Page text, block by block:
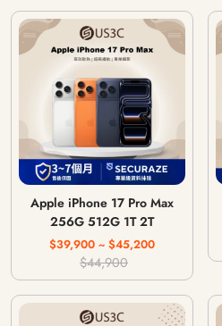
Apple iPhone 17 Pro Max
256G 512G 1T 2T
$39,900 ~ $45,200
$44,900